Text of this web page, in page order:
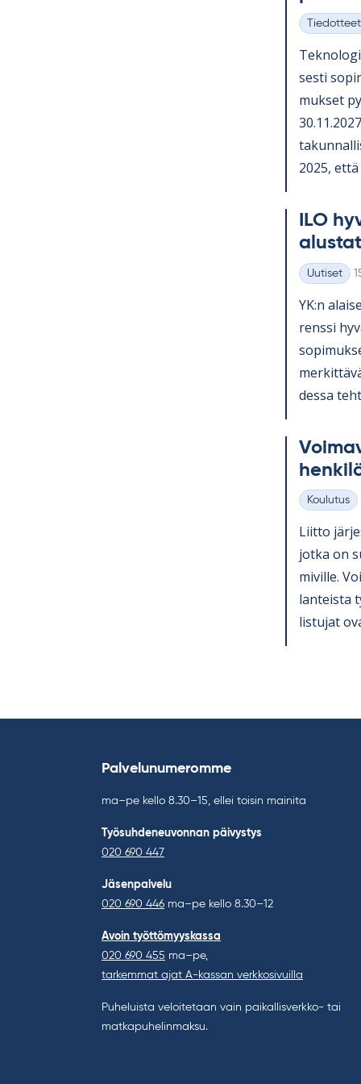
Kategoriat
Tiedotteet
sesti
muk­set
2025,
ILO
Kategoriat
Uutiset
YK:n
renssi
dessa
Kategoriat
Koulutus
Liitto
jotka on
mi­ville.
lan­teista
lis­tu­jat
Palvelunumeromme
ma–pe kello 8.30–15, ellei toisin mainita
Työsuhdeneuvonnan päivystys
020 690 447
Jäsenpalvelu
020 690 446 ma–pe kello 8.30–12
Avoin työttömyyskassa
020 690 455 ma–pe,
tarkemmat ajat A-kassan verkkosivuilla
Puheluista veloitetaan vain paikallisverkko- tai
matkapuhelinmaksu.